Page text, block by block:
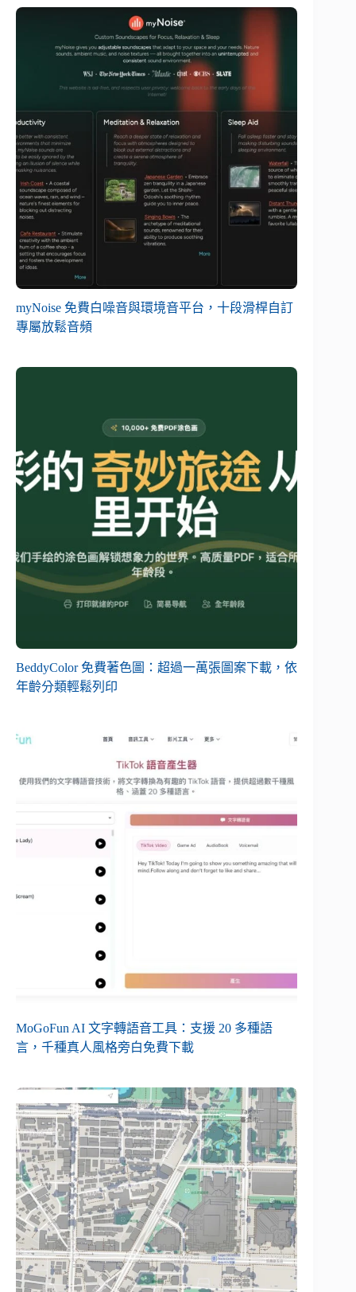
myNoise 免費白噪音與環境音平台，十段滑桿自訂
專屬放鬆音頻
BeddyColor 免費著色圖：超過一萬張圖案下載，依
年齡分類輕鬆列印
MoGoFun AI 文字轉語音工具：支援 20 多種語
言，千種真人風格旁白免費下載